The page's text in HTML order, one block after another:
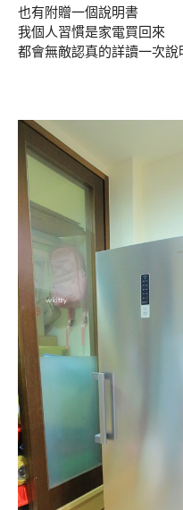
也有附贈一個說明書
我個人習慣是家電買回來
都會無敵認真的詳讀一次說